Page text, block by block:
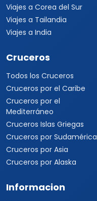
Viajes a Corea del Sur
Viajes a Tailandia
Viajes a India
Cruceros
Todos los Cruceros
Cruceros por el Caribe
Cruceros por el
Mediterráneo
Cruceros Islas Griegas
Cruceros por Sudamérica
Cruceros por Asia
Cruceros por Alaska
Informacion